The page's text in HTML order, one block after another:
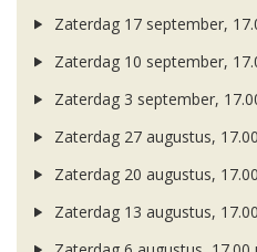
Zaterdag 17 september,
Zaterdag 10 september,
Zaterdag 3 september,
Zaterdag 27 augustus,
Zaterdag 20 augustus,
Zaterdag 13 augustus,